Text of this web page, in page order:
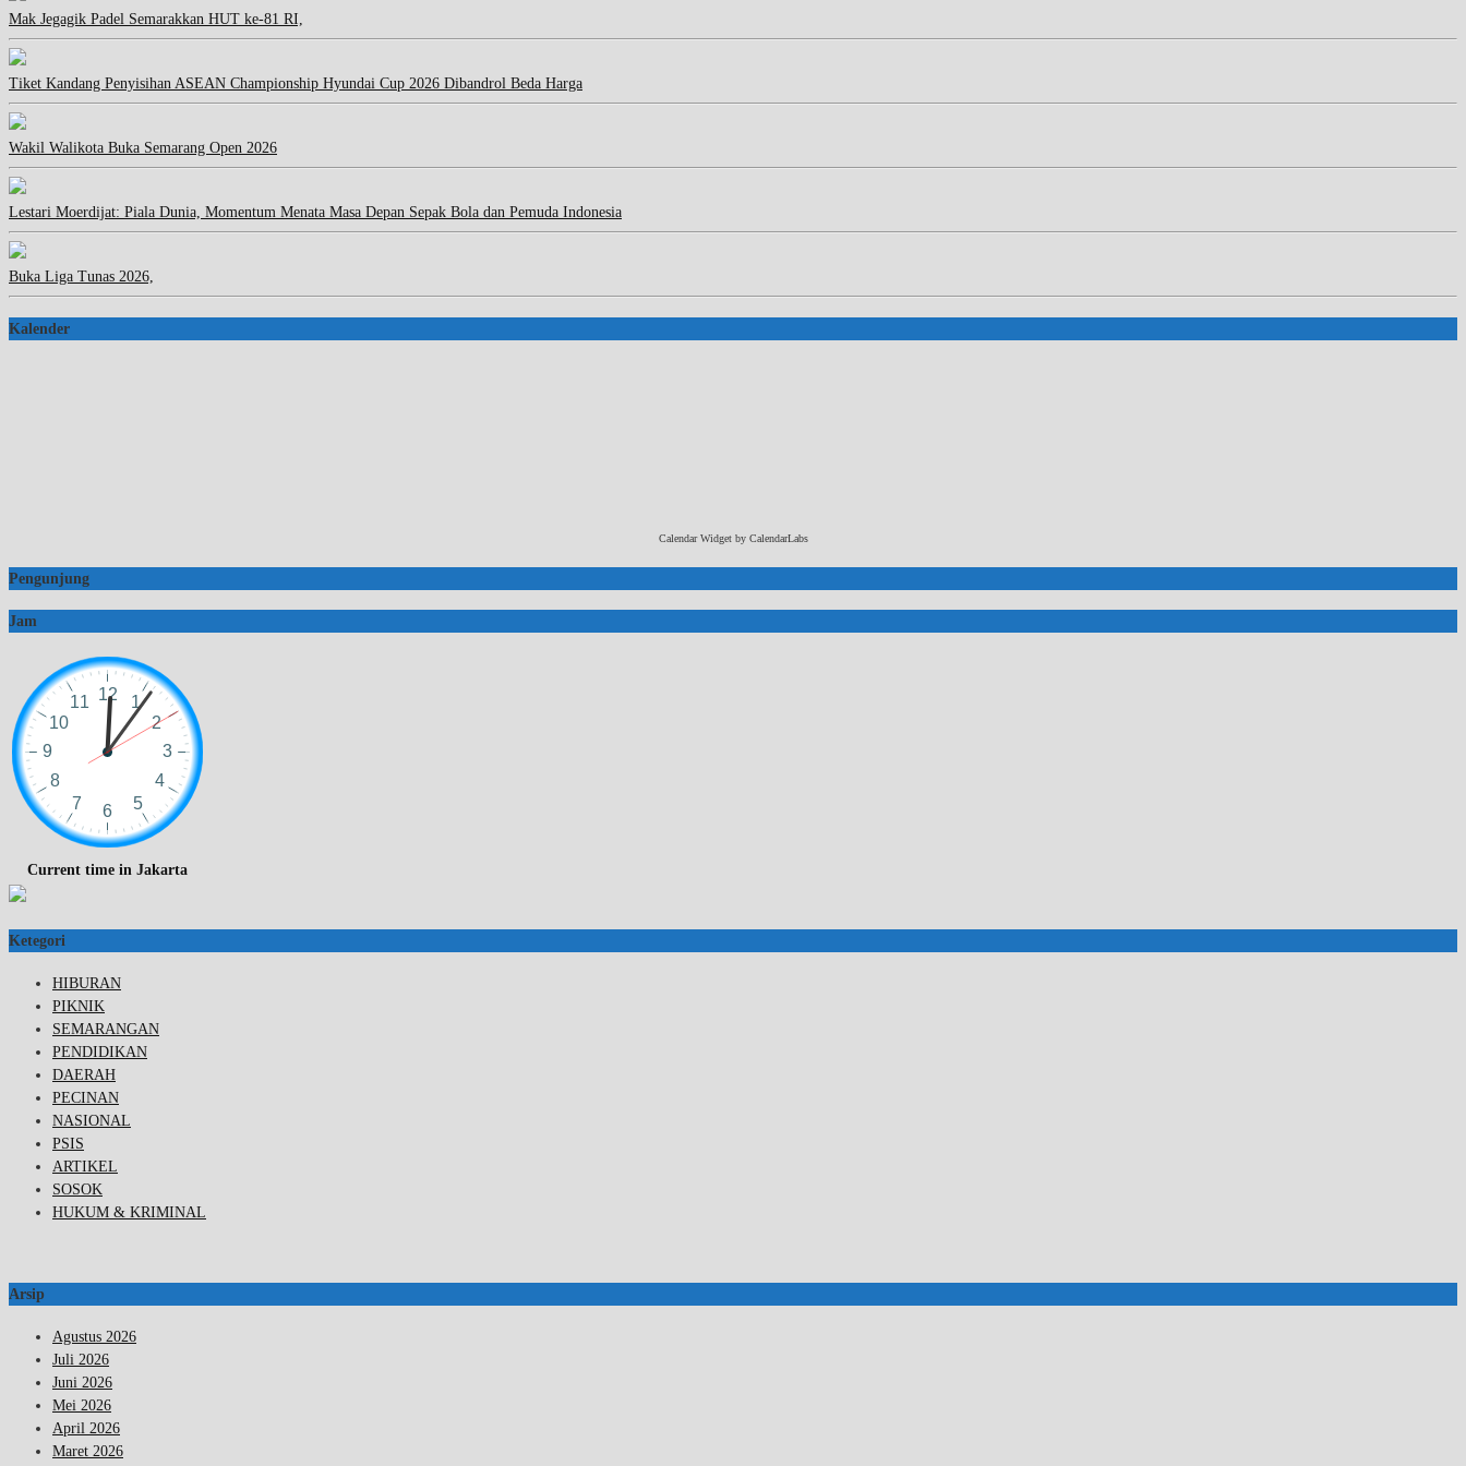
Mak Jegagik Padel Semarakkan HUT ke-81 RI,
Tiket Kandang Penyisihan ASEAN Championship Hyundai Cup 2026 Dibandrol Beda Harga
Wakil Walikota Buka Semarang Open 2026
Lestari Moerdijat: Piala Dunia, Momentum Menata Masa Depan Sepak Bola dan Pemuda Indonesia
Buka Liga Tunas 2026,
Kalender
Calendar Widget by CalendarLabs
Pengunjung
Jam
Current time in Jakarta
Ketegori
HIBURAN
PIKNIK
SEMARANGAN
PENDIDIKAN
DAERAH
PECINAN
NASIONAL
PSIS
ARTIKEL
SOSOK
HUKUM & KRIMINAL
Arsip
Agustus 2026
Juli 2026
Juni 2026
Mei 2026
April 2026
Maret 2026